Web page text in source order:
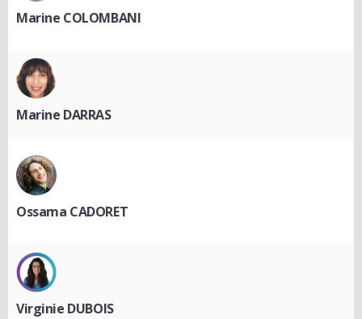
Marine COLOMBANI
Marine DARRAS
Ossama CADORET
Virginie DUBOIS